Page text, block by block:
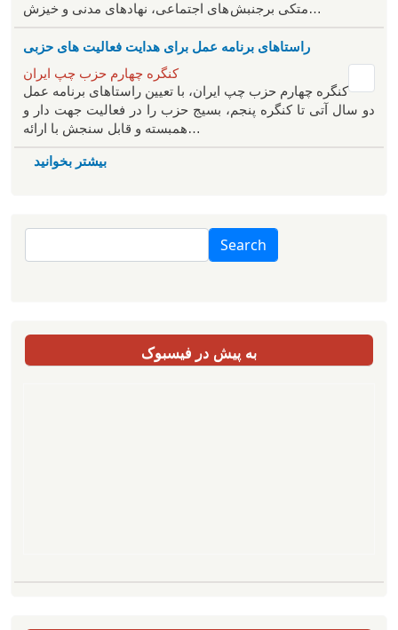
متکی برجنبش های اجتماعی، نهادهای مدنی و خیزش‌…
راستاهای برنامه عمل برای هدایت فعالیت های حزبی
کنگره چهارم حزب چپ ایران
کنگره چهارم حزب چپ ایران، با تعیین راستاهای برنامه عمل
دو سال آتی تا کنگره پنجم، بسیج حزب را در فعالیت جهت دار و
همبسته و قابل سنجش با ارائه…
بیشتر بخوانید
Search
به پیش در فیسبوک